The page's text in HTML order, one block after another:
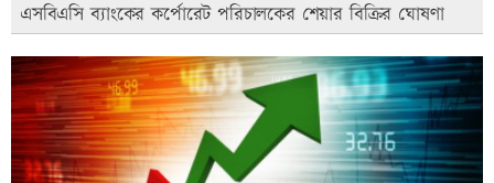
এসবিএসি ব্যাংকের কর্পোরেট পরিচালকের শেয়ার বিক্রির ঘোষণা